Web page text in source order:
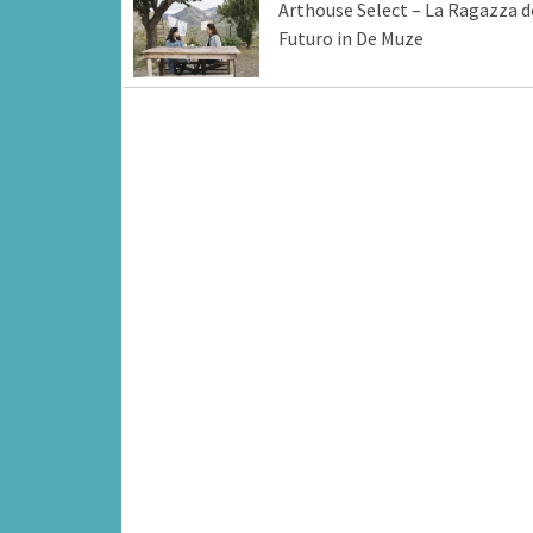
Arthouse Select – La Ragazza
Futuro in De Muze